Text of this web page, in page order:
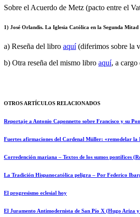
Sobre el Acuerdo de Metz (pacto entre el
1) José Orlandis. La Iglesia Católica en la Segunda
a) Reseña del libro aquí(diferimos sobre la
b) Otra reseña del mismo libro aquí, a
OTROS ARTÍCULOS RELACIONADOS
Reportaje a Antonio Caponnetto sobre Francisco y su
Fuertes afirmaciones del Cardenal Müller: «remodelar
Corredención mariana – Textos de los sumos pontífices
La Tradición Hispanocatólica peligra – Por Federico
El progresismo eclesial hoy
El Juramento Antimodernista de San Pío X (Hugo Ariza